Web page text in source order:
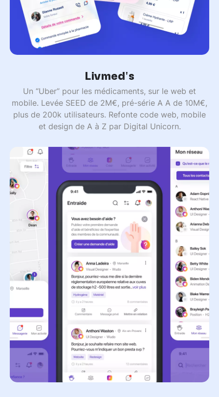
Livmed's
Un “Uber” pour les médicaments, sur le web et
mobile. Levée SEED de 2M€, pré-série A A de 10M€,
plus de 200k utilisateurs. Refonte code web, mobile
et design de A à Z par Digital Unicorn.